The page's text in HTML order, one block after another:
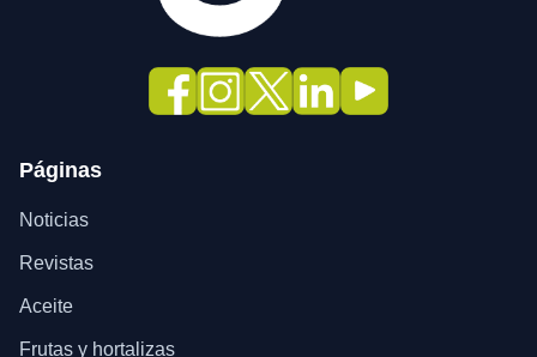
Páginas
Noticias
Revistas
Aceite
Frutas y hortalizas